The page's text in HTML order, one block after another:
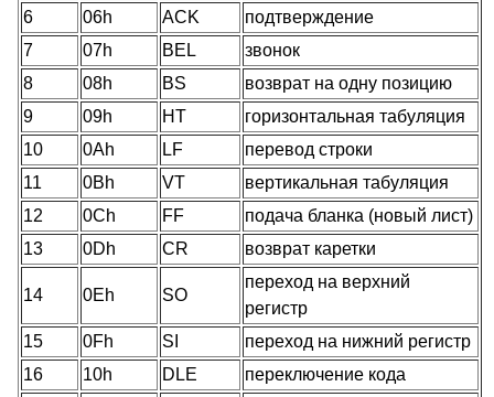
6
06h ACK
подтверждение
7
07h BEL
звонок
8
08h BS
возврат на одну позицию
9
09h HT
горизонтальная табуляция
10
0Ah LF
перевод строки
11
0Bh VT
вертикальная табуляция
12
0Ch FF
подача бланка (новый лист)
13
0Dh CR возврат каретки
14 0Eh SO
переход на верхний
регистр
15
0Fh SI
переход на нижний регистр
16
10h DLE переключение кода